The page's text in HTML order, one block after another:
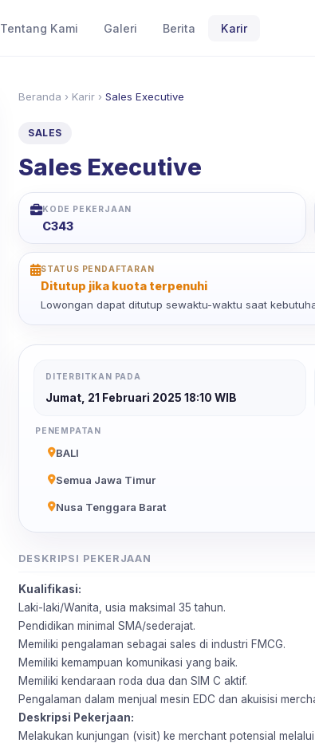
Tentang Kami Galeri Berita Karir
Beranda › Karir › Sales Executive
SALES
Sales Executive
KODE PEKERJAAN
C343
STATUS PENDAFTARAN
Ditutup jika kuota terpenuhi
Lowongan dapat ditutup sewaktu-waktu saat
DITERBITKAN PADA
Jumat, 21 Februari 2025 18:10 WIB
PENEMPATAN
BALI
Semua Jawa Timur
Nusa Tenggara Barat
DESKRIPSI PEKERJAAN
Kualifikasi:
Laki-laki/Wanita, usia maksimal 35 tahun.
Pendidikan minimal SMA/sederajat.
Memiliki pengalaman sebagai sales di industri FMCG.
Memiliki kemampuan komunikasi yang baik.
Memiliki kendaraan roda dua dan SIM C aktif.
Pengalaman dalam menjual mesin EDC dan akuisisi
Deskripsi Pekerjaan:
Melakukan kunjungan (visit) ke merchant potensial